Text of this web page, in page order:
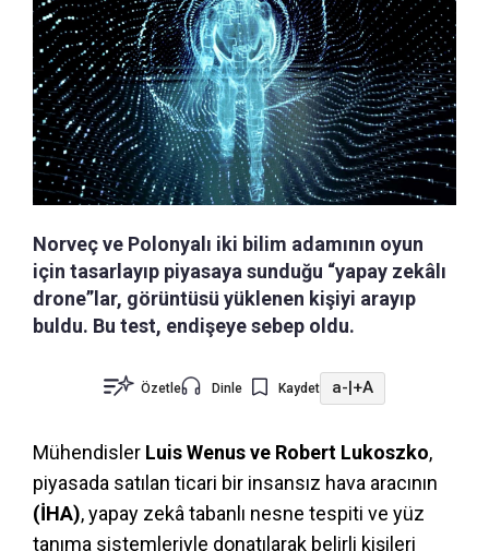
Norveç ve Polonyalı iki bilim adamının oyun
için tasarlayıp piyasaya sunduğu “yapay zekâlı
drone”lar, görüntüsü yüklenen kişiyi arayıp
buldu. Bu test, endişeye sebep oldu.
Özetle Dinle Kaydet a-|+A
Mühendisler Luis Wenus ve Robert Lukoszko,
piyasada satılan ticari bir insansız hava aracının
(İHA), yapay zekâ tabanlı nesne tespiti ve yüz
tanıma sistemleriyle donatılarak belirli kişileri